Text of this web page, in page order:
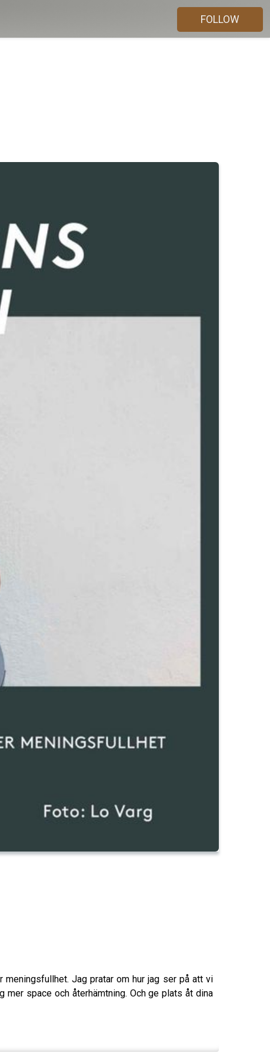
FOLLOW
Jag pratar om hur jag ser på att vi
mer space och återhämtning. Och ge plats åt dina